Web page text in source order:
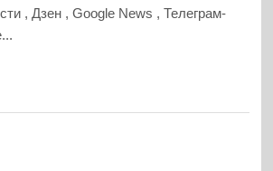
, Дзен , Google News , Телеграм-